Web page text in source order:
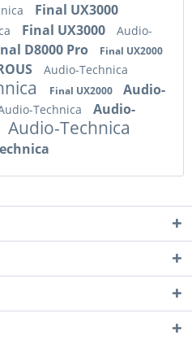
Final UX3000
Final UX3000
Audio-
D8000 Pro
Final UX2000
Audio-Technica
Final UX2000
Audio-
Technica
Audio-
Audio-Technica